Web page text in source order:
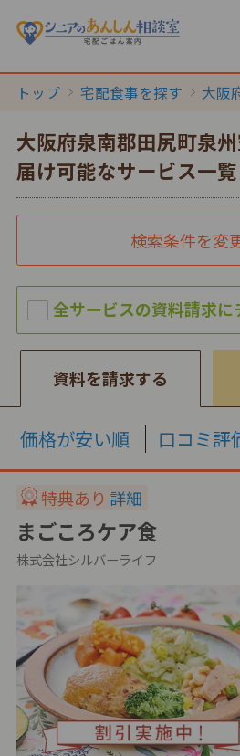
トップ 宅配食事を探す 大阪
大阪府泉南郡田尻町泉
届け可能なサービス一覧
検索条件を変
資料を請求する
価格が安い順 口コミ評
特典あり 詳細
まごころケア食
株式会社シルバーライフ